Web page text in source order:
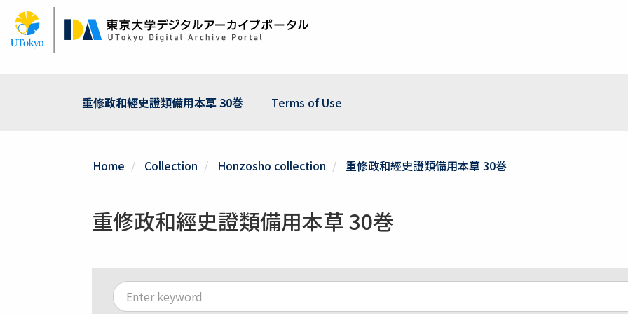
Skip
main
content
重修政和經史證類備用本草 30巻 Terms of Use
Home Collection Honzosho collection 重修政和經史證類備用本草 30巻
重修政和經史證類備用本草 30巻